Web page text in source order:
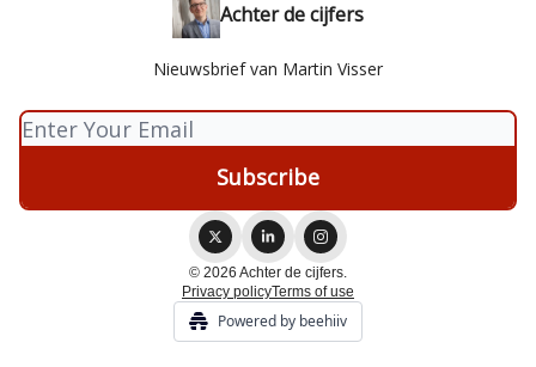
Achter de cijfers
Nieuwsbrief van Martin Visser
© 2026 Achter de cijfers.
Privacy policyTerms of use
Powered by beehiiv